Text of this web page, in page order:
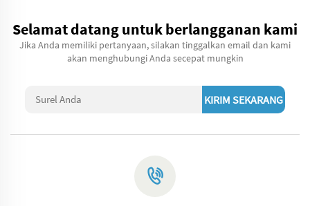
Selamat datang untuk berlangganan kami
Jika Anda memiliki pertanyaan, silakan tinggalkan email dan kami
akan menghubungi Anda secepat mungkin
KIRIM SEKARANG